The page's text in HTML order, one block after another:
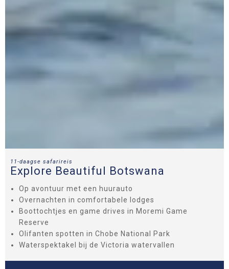
11-daagse safarireis
Explore Beautiful Botswana
Op avontuur met een huurauto
Overnachten in comfortabele lodges
Boottochtjes en game drives in Moremi Game
Reserve
Olifanten spotten in Chobe National Park
Waterspektakel bij de Victoria watervallen